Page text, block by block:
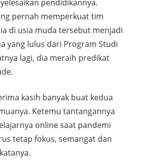
pendidikannya.
pernah memperkuat tim
di usia muda tersebut menjadi
yang lulus dari Program Studi
lagi, dia meraih predikat
kasih banyak buat kedua
Ketemu tantangannya
online saat pandemi
tetap fokus, semangat dan